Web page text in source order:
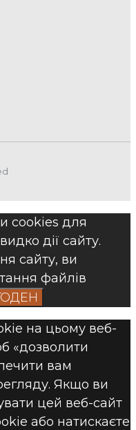
cookies для
дії сайту.
сайту, ви
файлів
на цьому веб-
«дозволити
вам
Якщо ви
цей веб-сайт
або натискаєте